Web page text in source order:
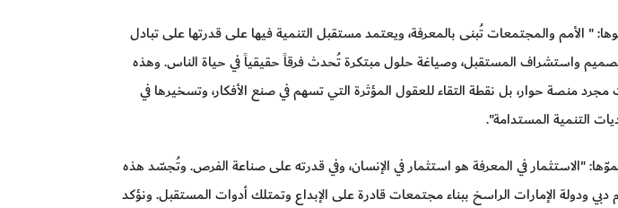
" الأمم والمجتمعات تُبنى بالمعرفة، ويعتمد مستقبل التنمية فيها على قدرتها على تبادل
واستشراف المستقبل، وصياغة حلول مبتكرة تُحدث فرقاً حقيقياً في حياة الناس. وهذه
منصة حوار، بل نقطة التقاء للعقول المؤثرة التي تسهم في صنع الأفكار، وتسخيرها في
التنمية المستدامة".
"الاستثمار في المعرفة هو استثمار في الإنسان، وفي قدرته على صناعة الفرص. وتُجسّد هذه
دبي ودولة الإمارات الراسخ ببناء مجتمعات قادرة على الإبداع وتمتلك أدوات المستقبل. ونؤكد